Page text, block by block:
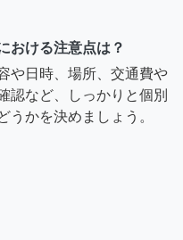
おける注意点は？
や日時、場所、交通費や
認など、しっかりと個別
うかを決めましょう。